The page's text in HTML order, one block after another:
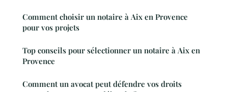
Comment choisir un notaire à Aix en Provence
pour vos projets
Top conseils pour sélectionner un notaire à Aix en
Provence
Comment un avocat peut défendre vos droits